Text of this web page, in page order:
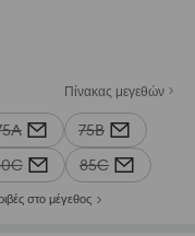
Πίνακας μεγεθών
75B
85C
στο μέγεθος